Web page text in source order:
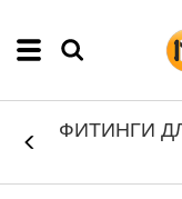
ФИТИНГИ